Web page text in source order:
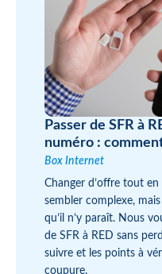
Passer de SFR à
numéro :
Box Internet
Changer d’offre tout
sembler complexe,
qu’il n’y paraît. Nous
de SFR à RED sans
suivre et les points à
coupure.